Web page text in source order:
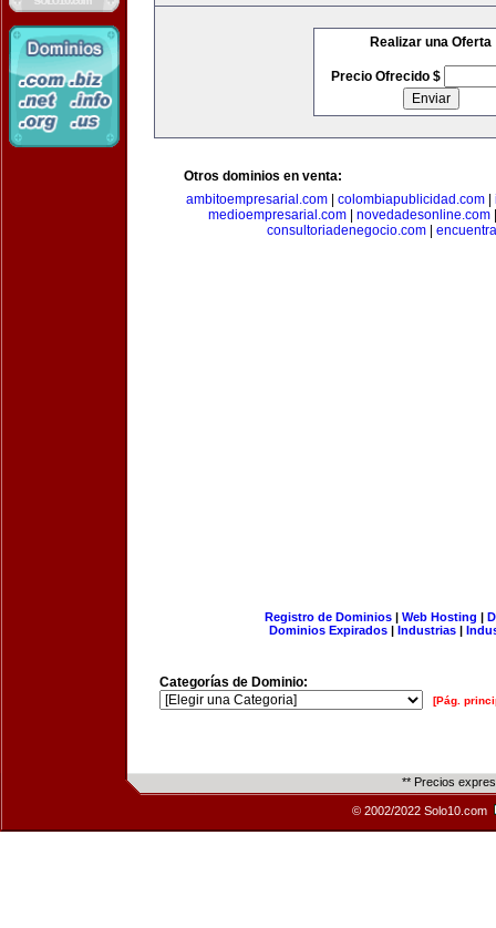
Realizar una Oferta
Precio Ofrecido $
Otros dominios en venta:
ambitoempresarial.com| colombiapublicidad.com|
medioempresarial.com| novedadesonline.com
consultoriadenegocio.com|
Registro de Dominios| Web Hosting |
Dominios Expirados | Industrias |
Categorías de Dominio:
[Pág.
** Precios
© 2002/2022 Solo10.com